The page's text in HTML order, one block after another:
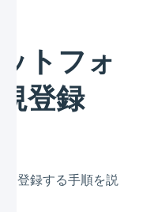
トフォ
登録
登録する手順を説